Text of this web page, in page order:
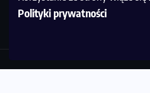
Polityki prywatności